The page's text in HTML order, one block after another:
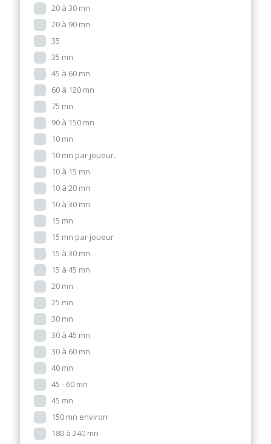
20 à 30 mn
20 à 90 mn
35
35 mn
45 à 60 mn
60 à 120 mn
75 mn
90 à 150 mn
10 mn
10 mn par joueur.
10 à 15 mn
10 à 20 mn
10 à 30 mn
15 mn
15 mn par joueur
15 à 30 mn
15 à 45 mn
20 mn
25 mn
30 mn
30 à 45 mn
30 à 60 mn
40 mn
45 - 60 mn
45 mn
150 mn environ
180 à 240 mn